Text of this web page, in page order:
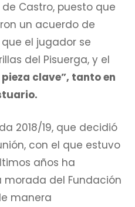
Castro, puesto que
un acuerdo de
el jugador se
del Pisuerga, y el
pieza clave”, tanto en
2018/19, que decidió
con el que estuvo
años ha
del Fundación
manera